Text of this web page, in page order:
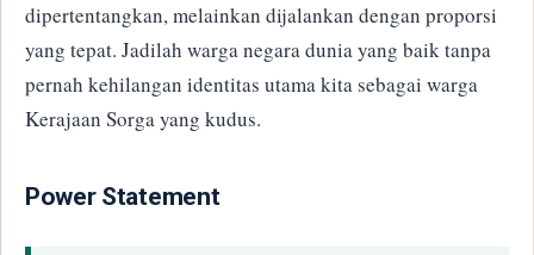
dipertentangkan, melainkan dijalankan dengan proporsi
yang tepat. Jadilah warga negara dunia yang baik tanpa
pernah kehilangan identitas utama kita sebagai warga
Kerajaan Sorga yang kudus.
​Power Statement